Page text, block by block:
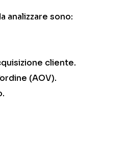
analizzare sono:
cliente.
(AOV).